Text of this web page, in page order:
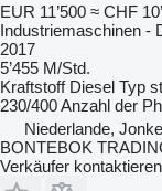
EUR 11’500 ≈ CHF
Industriemaschinen -
2017
5’455 M/Std.
Kraftstoff Diesel Typ
230/400Anzahl der
Niederlande,
BONTEBOK
Verkäufer kontaktieren